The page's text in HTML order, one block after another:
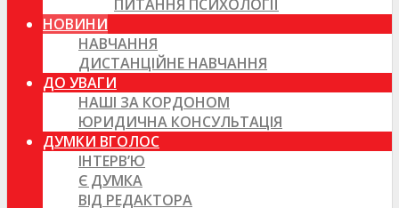
ПИТАННЯ ПСИХОЛОГІЇ
НОВИНИ
НАВЧАННЯ
ДИСТАНЦІЙНЕ НАВЧАННЯ
ДО УВАГИ
НАШІ ЗА КОРДОНОМ
ЮРИДИЧНА КОНСУЛЬТАЦІЯ
ДУМКИ ВГОЛОС
ІНТЕРВ’Ю
Є ДУМКА
ВІД РЕДАКТОРА